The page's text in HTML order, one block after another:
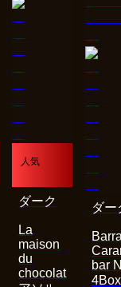
人気
La
maison
du
chocolat
ダーク
bar
ダー